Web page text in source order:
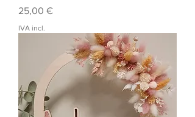
Preço
25,00 €
IVA incl.